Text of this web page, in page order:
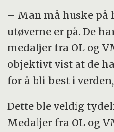
– Man må huske på
utøverne er på. De
medaljer fra OL og
objektivt vist at de
for å bli best i
Dette ble veldig
Medaljer fra OL og